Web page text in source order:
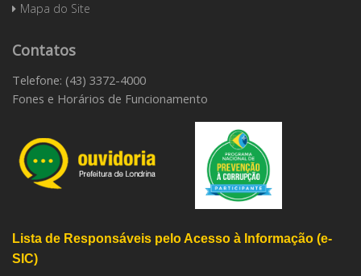
Mapa do Site
Contatos
Telefone: (43) 3372-4000
Fones e Horários de Funcionamento
Lista de Responsáveis pelo Acesso à Informação (e-
SIC)